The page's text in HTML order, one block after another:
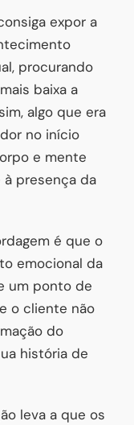
expor a
procurando
baixa a
algo que era
no início
e mente
presença da
é que o
emocional da
um ponto de
o cliente não
do
história de
leva a que os